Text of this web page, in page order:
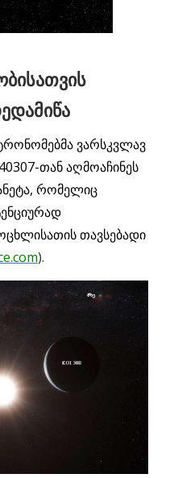
ვარსკვლავ
თან აღმოაჩინეს
რომელიც
თავსებადი
).